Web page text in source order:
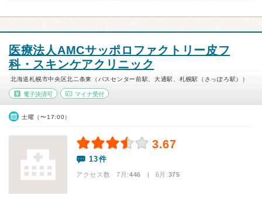
医療法人AMCサッポロファクトリー皮フ
科・スキンケアクリニック
北海道札幌市中央区北二条東（バスセンター前駅、大通駅、札幌駅（さっぽろ駅））
電子決済可 マイナ受付
土曜（〜17:00）
3.67
13件
アクセス数 7月:446 | 6月:375